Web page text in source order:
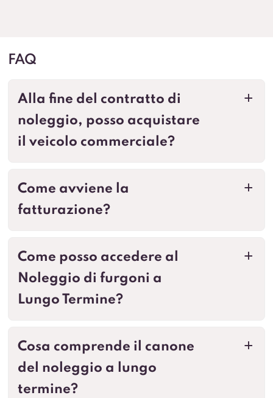
FAQ
a
Alla fine del contratto di
noleggio, posso acquistare
il veicolo commerciale?
a
Come avviene la
fatturazione?
a
Come posso accedere al
Noleggio di furgoni a
Lungo Termine?
a
Cosa comprende il canone
del noleggio a lungo
termine?